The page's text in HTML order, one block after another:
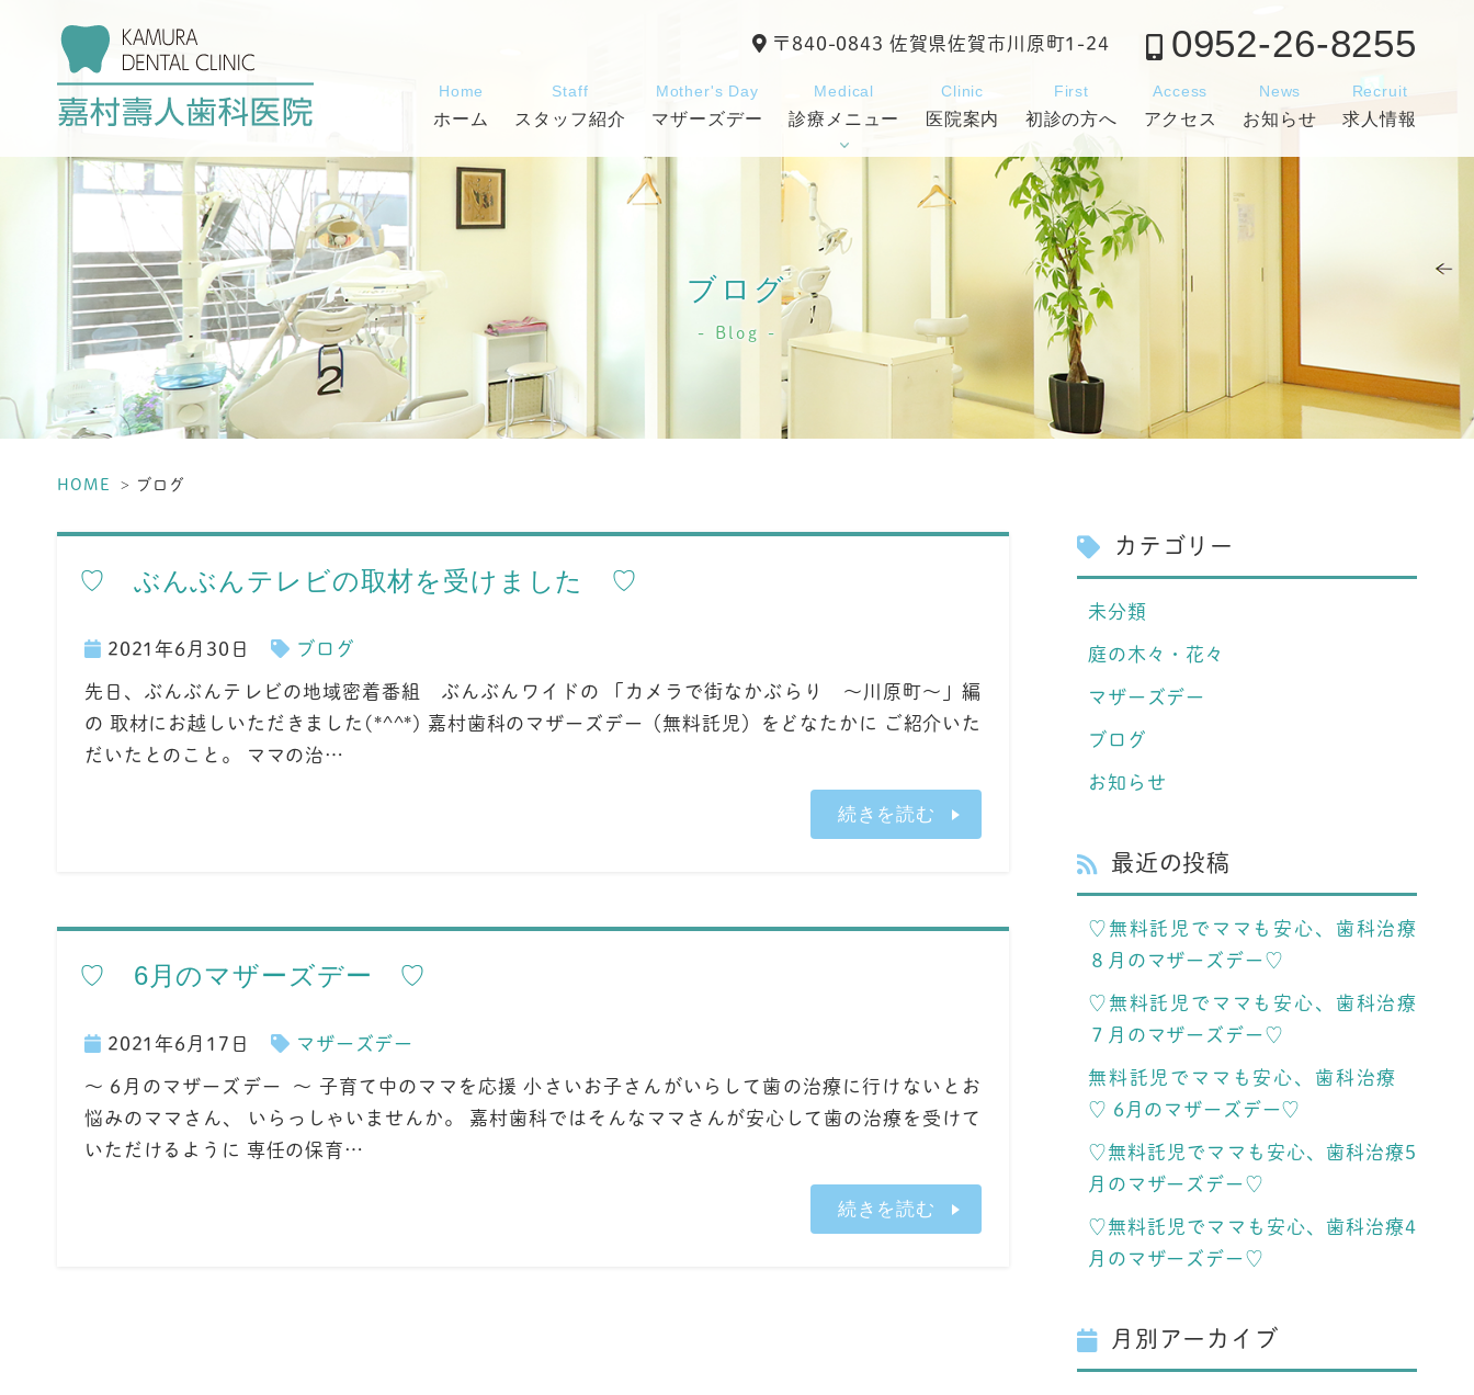
〒840-0843 佐賀県佐賀市川原町1-24 0952-26-8255
Home
ホーム
Staff
スタッフ紹介
Mother's Day
マザーズデー
Medical
診療メニュー
Clinic
医院案内
First
初診の方へ
Access
アクセス
News
お知らせ
Recruit
求人情報
ブログ
Blog
HOME ブログ
♡ ぶんぶんテレビの取材を受けました ♡
2021年6月30日
ブログ
先日、ぶんぶんテレビの地域密着番組 ぶんぶんワイドの 「カメラで街なかぶらり ～川原町～」編
の 取材にお越しいただきました(*^^*) 嘉村歯科のマザーズデー（無料託児）をどなたかに ご紹介いた
だいたとのこと。 ママの治…
続きを読む
♡ 6月のマザーズデー ♡
2021年6月17日
マザーズデー
～ 6月のマザーズデー ～ 子育て中のママを応援 小さいお子さんがいらして歯の治療に行けないとお
悩みのママさん、 いらっしゃいませんか。 嘉村歯科ではそんなママさんが安心して歯の治療を受けて
いただけるように 専任の保育…
続きを読む
カテゴリー
未分類
庭の木々・花々
マザーズデー
ブログ
お知らせ
最近の投稿
♡無料託児でママも安心、歯科治療
８月のマザーズデー♡
♡無料託児でママも安心、歯科治療
７月のマザーズデー♡
無料託児でママも安心、歯科治療
♡ 6月のマザーズデー♡
♡無料託児でママも安心、歯科治療5
月のマザーズデー♡
♡無料託児でママも安心、歯科治療4
月のマザーズデー♡
月別アーカイブ